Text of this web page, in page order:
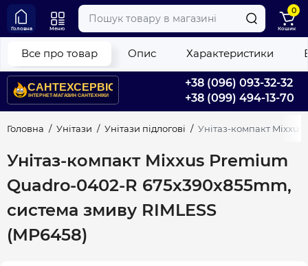
+38 (096) 093-32-32
+38 (099) 494-13-70
Головна Меню
0
Кошик
Головна Унітази Унітази підлогові Унітаз-компакт
Унітаз-компакт Mixxus Premium
Quadro-0402-R 675x390x855mm,
система змиву RIMLESS
(MP6458)
Все про товар Опис Характеристики